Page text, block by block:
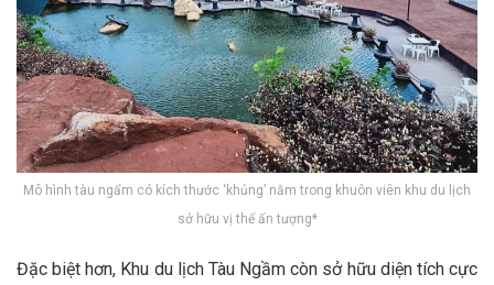
Mô hình tàu ngẩm có kích thước ‘khủng’ nằm trong khuôn viên khu du lịch
sở hữu vị thế ấn tượng*
Đặc b‎‎iệt h‎‎ơn, Khu du lịch T‎‎àu N‎‎gầm c‎‎òn s‎‎ở h‎‎ữu d‎‎iện t‎‎ích c‎‎ực